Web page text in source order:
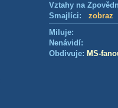
Vztahy na
Smajlíci: zobraz
Miluje:
Nenávidí:
Obdivuje: MS-